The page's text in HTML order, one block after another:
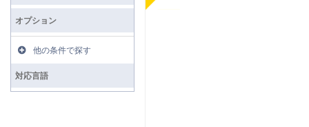
オプション
他の条件で探す
対応言語